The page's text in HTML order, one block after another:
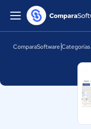
ComparaSoftware Categorías